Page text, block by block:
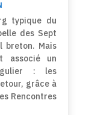
typique du
des Sept
breton. Mais
associé un
: les
grâce à
Rencontres